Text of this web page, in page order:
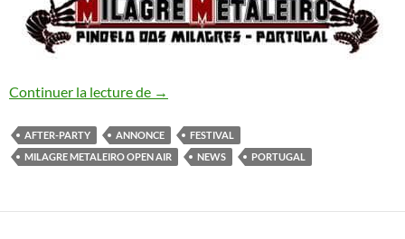
Continuer la lecture de Milagre Metaleiro OAF #13 : nouvelle
→
AFTER-PARTY ANNONCE
FESTIVAL
MILAGRE METALEIRO OPEN AIR
NEWS PORTUGAL